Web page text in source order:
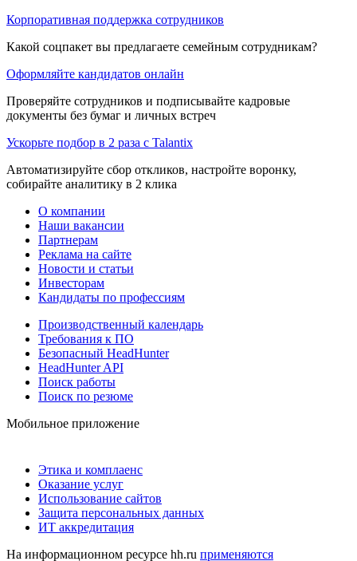
Корпоративная поддержка сотрудников
Какой соцпакет вы предлагаете семейным сотрудникам?
Оформляйте кандидатов онлайн
Проверяйте сотрудников и подписывайте кадровые
документы без бумаг и личных встреч
Ускорьте подбор в 2 раза с Talantix
Автоматизируйте сбор откликов, настройте воронку,
собирайте аналитику в 2 клика
О компании
Наши вакансии
Партнерам
Реклама на сайте
Новости и статьи
Инвесторам
Кандидаты по профессиям
Производственный календарь
Требования к ПО
Безопасный HeadHunter
HeadHunter API
Поиск работы
Поиск по резюме
Мобильное приложение
Этика и комплаенс
Оказание услуг
Использование сайтов
Защита персональных данных
ИТ аккредитация
На информационном ресурсе hh.ru применяются